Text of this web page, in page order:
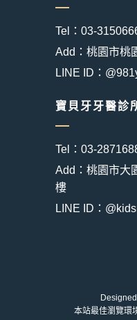
Tel：03-
Add：桃園市桃
LINE ID：
寶貝牙牙醫診
Tel：03-
Add：桃園市大
樓
LINE ID：
本站最佳瀏覽環